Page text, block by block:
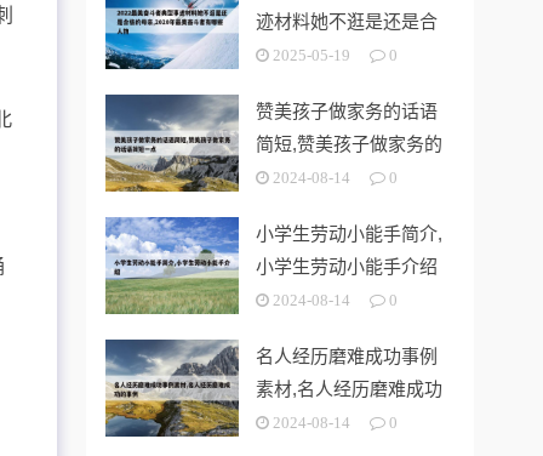
迹材料她不逛是还是合
格的母亲
2025-05-19 0
赞美孩子做家务的话语
简短,赞美孩子做家务的
话语简短一
2024-08-14 0
小学生劳动小能手简介,
小学生劳动小能手介绍
2024-08-14 0
名人经历磨难成功事例
素材,名人经历磨难成功
的事例
2024-08-14 0